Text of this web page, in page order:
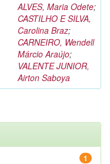
ALVES, Maria Odete;
CASTILHO E SILVA,
Carolina Braz;
CARNEIRO, Wendell
Márcio Araújo;
VALENTE JUNIOR,
Airton Saboya
1